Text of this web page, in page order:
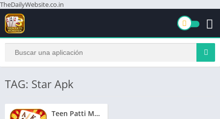
TheDailyWebsite.co.in
TAG: Star Apk
Teen Patti Master Star | तीन पत्ती मास्टर स्टार | ₹280 बोनस